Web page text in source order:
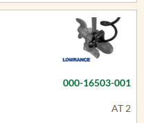
000-16503-001
AT 2